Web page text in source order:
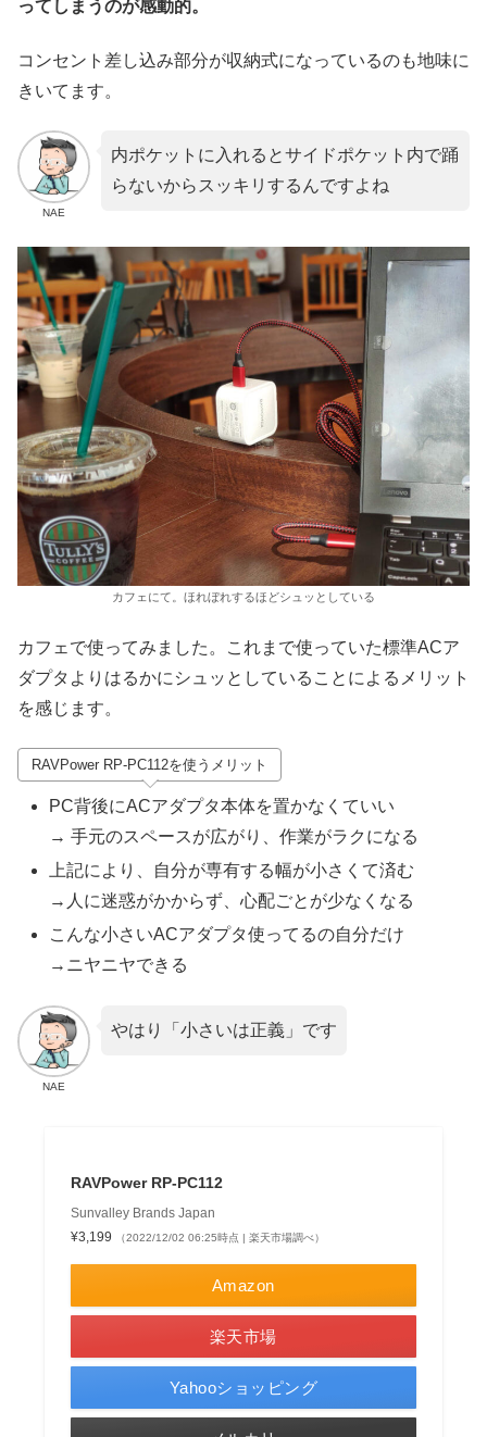
ってしまうのが感動的。
コンセント差し込み部分が収納式になっているのも地味に
きいてます。
NAE
内ポケットに入れるとサイドポケット内で踊
らないからスッキリするんですよね
カフェにて。ほれぼれするほどシュッとしている
カフェで使ってみました。これまで使っていた標準ACア
ダプタよりはるかにシュッとしていることによるメリット
を感じます。
RAVPower RP-PC112を使うメリット
PC背後にACアダプタ本体を置かなくていい
→ 手元のスペースが広がり、作業がラクになる
上記により、自分が専有する幅が小さくて済む
→人に迷惑がかからず、心配ごとが少なくなる
こんな小さいACアダプタ使ってるの自分だけ
→ニヤニヤできる
NAE
やはり「小さいは正義」です
RAVPower RP-PC112
Sunvalley Brands Japan
¥3,199
（2022/12/02 06:25時点 | 楽天市場調べ）
Amazon
楽天市場
Yahooショッピング